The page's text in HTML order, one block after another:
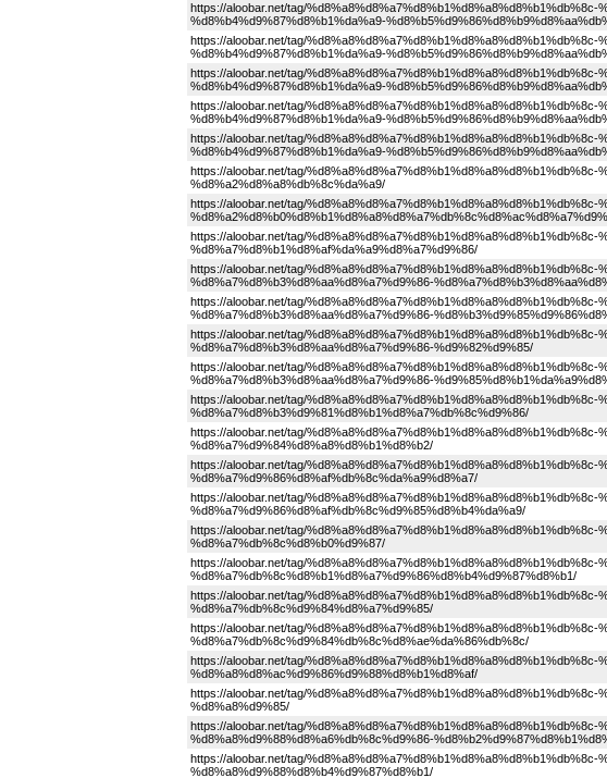
https://aloobar.net/tag/
%d8%b4%d9%87%d8%b1%da%a9-
https://aloobar.net/tag/
%d8%b4%d9%87%d8%b1%da%a9-
https://aloobar.net/tag/
%d8%b4%d9%87%d8%b1%da%a9-
https://aloobar.net/tag/
%d8%b4%d9%87%d8%b1%da%a9-
https://aloobar.net/tag/
%d8%b4%d9%87%d8%b1%da%a9-
https://aloobar.net/tag/
%d8%a2%d8%a8%db%8c%da%a9/
https://aloobar.net/tag/
https://aloobar.net/tag/
%d8%a7%d8%b1%d8%af%da%a9%d8%a7%d9%86/
https://aloobar.net/tag/
%d8%a7%d8%b3%d8%aa%d8%a7%d9%86-
https://aloobar.net/tag/
%d8%a7%d8%b3%d8%aa%d8%a7%d9%86-
https://aloobar.net/tag/
%d8%a7%d8%b3%d8%aa%d8%a7%d9%86-%d9%82%d9%85/
https://aloobar.net/tag/
%d8%a7%d8%b3%d8%aa%d8%a7%d9%86-
https://aloobar.net/tag/
%d8%a7%d8%b3%d9%81%d8%b1%d8%a7%db%8c%d9%86/
https://aloobar.net/tag/
%d8%a7%d9%84%d8%a8%d8%b1%d8%b2/
https://aloobar.net/tag/
%d8%a7%d9%86%d8%af%db%8c%da%a9%d8%a7/
https://aloobar.net/tag/
%d8%a7%d9%86%d8%af%db%8c%d9%85%d8%b4%da%a9/
https://aloobar.net/tag/
%d8%a7%db%8c%d8%b0%d9%87/
https://aloobar.net/tag/
%d8%a7%db%8c%d8%b1%d8%a7%d9%86%d8%b4%d9%87%d8%b1/
https://aloobar.net/tag/
%d8%a7%db%8c%d9%84%d8%a7%d9%85/
https://aloobar.net/tag/
%d8%a7%db%8c%d9%84%db%8c%d8%ae%da%86%db%8c/
https://aloobar.net/tag/
%d8%a8%d8%ac%d9%86%d9%88%d8%b1%d8%af/
https://aloobar.net/tag/
%d8%a8%d9%85/
https://aloobar.net/tag/
%d8%a8%d9%88%d8%a6%db%8c%d9%86-
https://aloobar.net/tag/
%d8%a8%d9%88%d8%b4%d9%87%d8%b1/